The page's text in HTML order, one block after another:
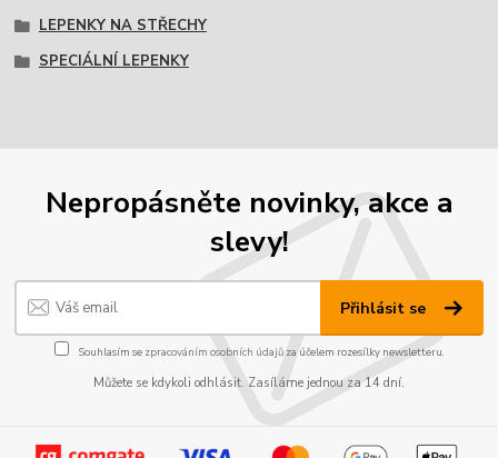
LEPENKY NA STŘECHY
SPECIÁLNÍ LEPENKY
Nepropásněte novinky, akce a
slevy!
Přihlásit se
Souhlasím se zpracováním osobních údajůza účelem rozesílky newsletteru.
Můžete se kdykoli odhlásit. Zasíláme jednou za 14 dní.